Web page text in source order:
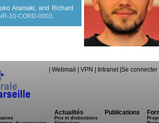
Aramaki, and Richard
10-CORD-0003
|Webmail |VPN Intranet |Se connecter
Actualités
Prix et distinctions
Publications